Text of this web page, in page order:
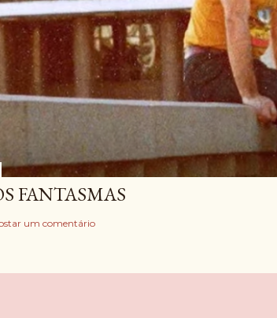
FANTASMAS
um comentário